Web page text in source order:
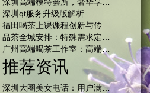
深圳qt服务升级版解析
‌广州高端喝茶工作室‌：高端茶室的会员制度与权益
推荐资讯
深圳大圈美女电话：用户满意度97%的场子